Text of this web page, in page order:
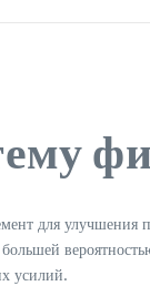
для улучшения
усилий.